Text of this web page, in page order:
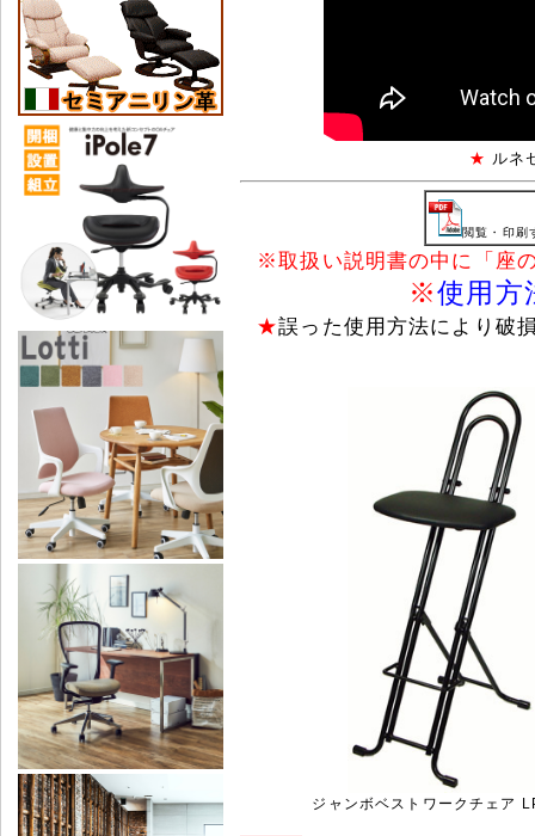
★ ルネ
閲覧・印
※取扱い説明書の中に「座
※使用方
★誤った使用方法により破
ジャンボベストワークチェア